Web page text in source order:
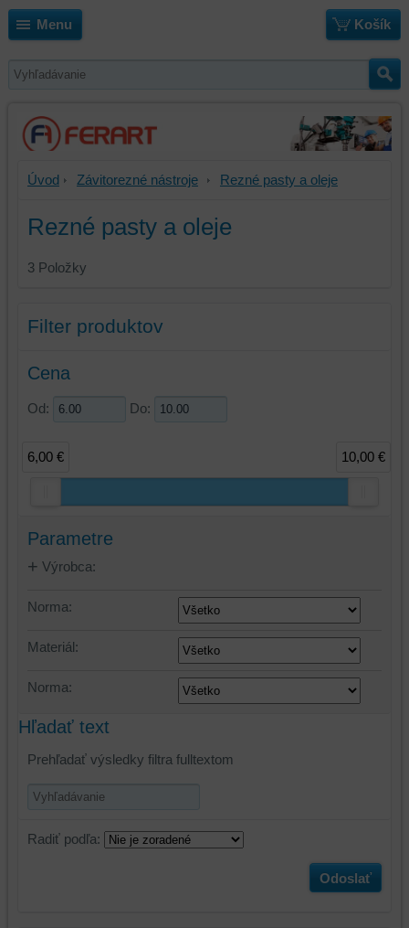
Menu Košík
Úvod Závitorezné nástroje Rezné pasty a oleje
Rezné pasty a oleje
3 Položky
Filter produktov
Cena
Od: Do:
6,00 € 10,00 €
Parametre
Výrobca:
Norma:
Materiál:
Norma:
Hľadať text
Prehľadať výsledky filtra fulltextom
Radiť podľa:
Odoslať